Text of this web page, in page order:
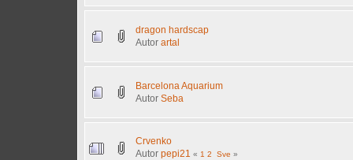
dragon hardscap
Autor artal
Barcelona Aquarium
Autor Seba
Crvenko
Autor pepi21 « 1 2 Sve »